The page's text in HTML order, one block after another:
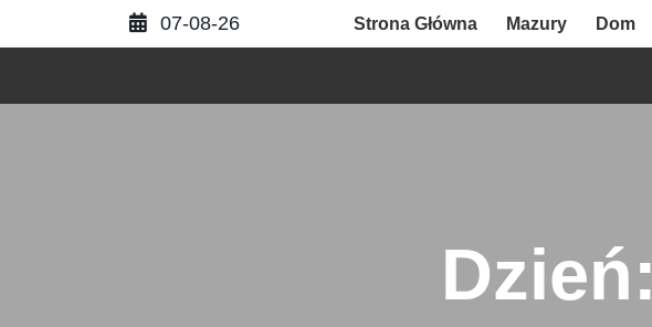
07-08-26 Strona Główna Mazury Dom
Dzień: